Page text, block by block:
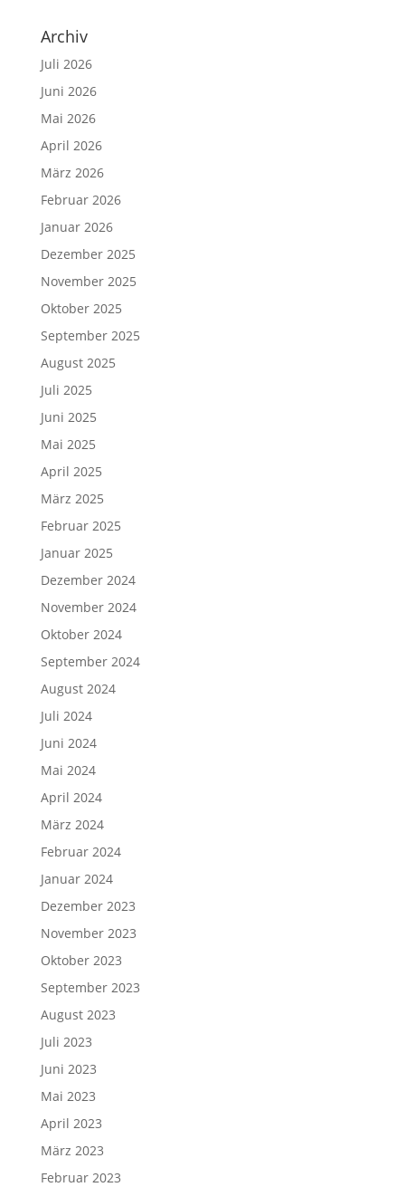
Archiv
Juli 2026
Juni 2026
Mai 2026
April 2026
März 2026
Februar 2026
Januar 2026
Dezember 2025
November 2025
Oktober 2025
September 2025
August 2025
Juli 2025
Juni 2025
Mai 2025
April 2025
März 2025
Februar 2025
Januar 2025
Dezember 2024
November 2024
Oktober 2024
September 2024
August 2024
Juli 2024
Juni 2024
Mai 2024
April 2024
März 2024
Februar 2024
Januar 2024
Dezember 2023
November 2023
Oktober 2023
September 2023
August 2023
Juli 2023
Juni 2023
Mai 2023
April 2023
März 2023
Februar 2023